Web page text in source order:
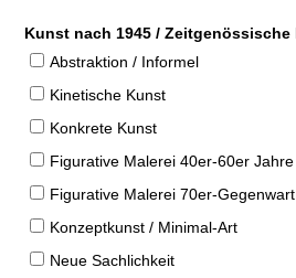
Kunst nach 1945 / Zeitgenössische
Abstraktion / Informel
Kinetische Kunst
Konkrete Kunst
Figurative Malerei 40er-60er Jahre
Figurative Malerei 70er-Gegenwart
Konzeptkunst / Minimal-Art
Neue Sachlichkeit